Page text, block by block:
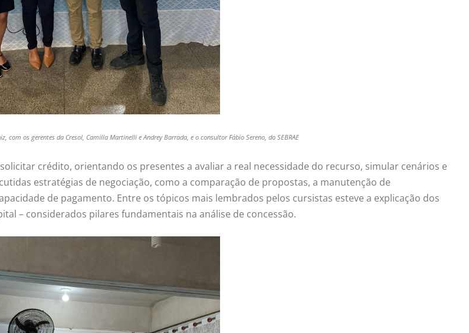
com os gerentes da Cresol, Camilla Martinelli e Andrey Barrada, e o consultor Fábio Sereno, do SEBRAE
crédito, orientando os presentes a avaliar a real necessidade do recurso, simular cenários e
estratégias de negociação, como a comparação de propostas, a manutenção de
de pagamento. Entre os tópicos mais lembrados pelos cursistas esteve a explicação dos
– considerados pilares fundamentais na análise de concessão.